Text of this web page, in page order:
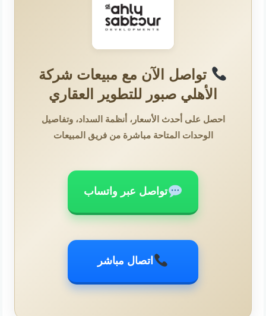
تواصل الآن مع مبيعات شركة
الأهلي صبور للتطوير العقاري
احصل على أحدث الأسعار، أنظمة السداد، وتفاصيل
الوحدات المتاحة مباشرة من فريق المبيعات
تواصل عبر واتساب
اتصال مباشر